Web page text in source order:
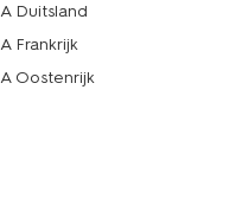
Duitsland
Frankrijk
Oostenrijk